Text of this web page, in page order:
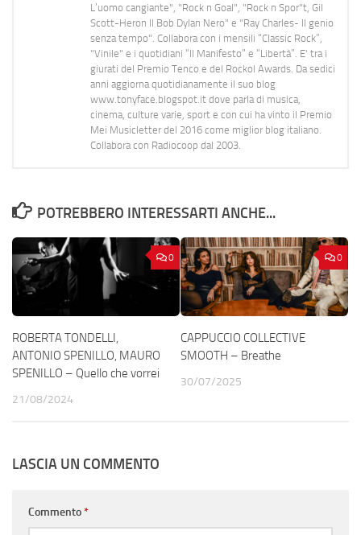
L’uomo cangiante", "Rock n Goal", "Rock n Spor"t, Gil
Scott-Heron Il Bob Dylan Nero" e "Ray Charles- Il genio
senza tempo". Collabora con i mensili “Classic Rock”,
"Vinile" e i quotidiani “Il Manifesto” e “Libertà”. E' tra i
giurati del Premio Tenco e del Rockol Awards. Da sedici
anni aggiorna quotidianamente il suo blog
www.tonyface.blogspot.it dove parla di musica,
cinema, culture varie, sport e con cui ha vinto il Premio
Mei Musicletter del 2016 come miglior blog italiano.
Collabora con Radiocoop dal 2003.
POTREBBERO INTERESSARTI ANCHE...
0
ROBERTA TONDELLI,
ANTONIO SPENILLO, MAURO
SPENILLO – Quello che vorrei
21/08/2024
0
CAPPUCCIO COLLECTIVE
SMOOTH – Breathe
30/07/2025
LASCIA UN COMMENTO
Commento*